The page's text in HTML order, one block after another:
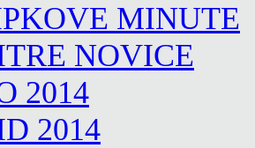
MINUTE
NOVICE
2014
2014